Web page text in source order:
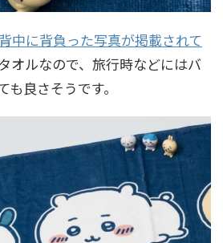
中に背負った写真が掲載されて
オルなので、旅行時などにはバ
良さそうです。